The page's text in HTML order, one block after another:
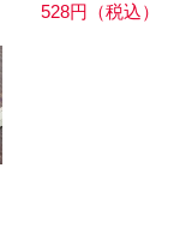
528円（税込）